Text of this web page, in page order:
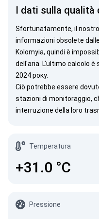
I dati sulla qualità
Sfortunatamente, il
informazioni obsolete
Kolomyia, quindi è
dell'aria. L'ultimo calcolo
2024 року.
Ciò potrebbe essere
stazioni di monitoraggio,
interruzione della loro
Temperatura
+31.0 °C
Pressione